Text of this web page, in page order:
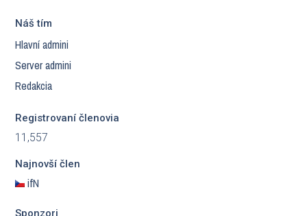
Náš tím
Hlavní admini
Server admini
Redakcia
Registrovaní členovia
11,557
Najnovší člen
ifN
Sponzori